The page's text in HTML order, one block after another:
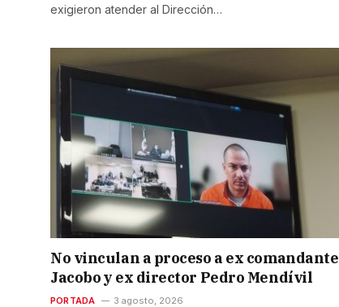
exigieron atender al Dirección…
No vinculan a proceso a ex comandante
Jacobo y ex director Pedro Mendívil
PORTADA 3 agosto, 2026